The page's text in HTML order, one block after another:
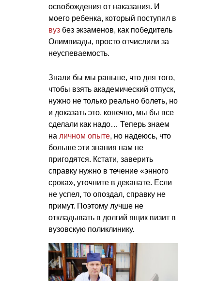
освобождения от наказания. И
моего ребенка, который поступил в
вуз без экзаменов, как победитель
Олимпиады, просто отчислили за
неуспеваемость.
Знали бы мы раньше, что для того,
чтобы взять академический отпуск,
нужно не только реально болеть, но
и доказать это, конечно, мы бы все
сделали как надо… Теперь знаем
на личном опыте, но надеюсь, что
больше эти знания нам не
пригодятся. Кстати, заверить
справку нужно в течение «энного
срока», уточните в деканате. Если
не успел, то опоздал, справку не
примут. Поэтому лучше не
откладывать в долгий ящик визит в
вузовскую поликлинику.